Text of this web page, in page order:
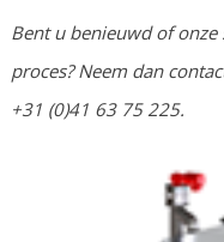
Bent u benieuwd of
proces? Neem dan
+31 (0)41 63 75 225.